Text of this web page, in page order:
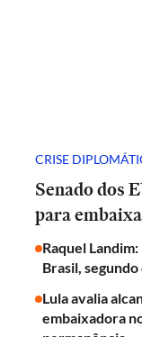
CRISE
Senado dos
para
Raquel
Brasil,
Lula avalia
embaixadora